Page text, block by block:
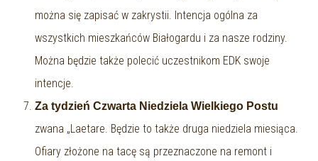
można się zapisać w zakrystii. Intencja ogólna za
wszystkich mieszkańców Białogardu i za nasze rodziny.
Można będzie także polecić uczestnikom EDK swoje
intencje.
Za tydzień Czwarta Niedziela Wielkiego Postu
zwana „Laetare. Będzie to także druga niedziela miesiąca.
Ofiary złożone na tacę są przeznaczone na remont i